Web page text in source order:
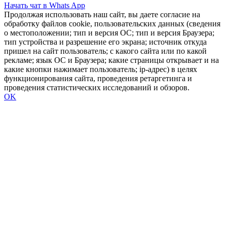
Начать чат в Whats App
Продолжая использовать наш сайт, вы даете согласие на
обработку файлов cookie, пользовательских данных (сведения
о местоположении; тип и версия ОС; тип и версия Браузера;
тип устройства и разрешение его экрана; источник откуда
пришел на сайт пользователь; с какого сайта или по какой
рекламе; язык ОС и Браузера; какие страницы открывает и на
какие кнопки нажимает пользователь; ip-адрес) в целях
функционирования сайта, проведения ретаргетинга и
проведения статистических исследований и обзоров.
OK